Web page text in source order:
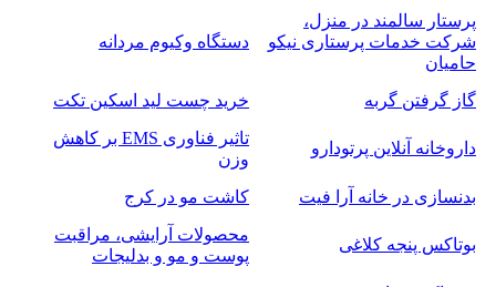
پرستار سالمند در منزل،
شرکت خدمات پرستاری نیکو
حامیان
دستگاه وکیوم مردانه
گاز گرفتن گربه خرید چست لید اسکین تکت
داروخانه آنلاین پرتودارو
تاثیر فناوری EMS بر کاهش
وزن
بدنسازی در خانه آرا فیت
کاشت مو در کرج
بوتاکس پنجه کلاغی
محصولات آرایشی، مراقبت
پوست و مو و بدلیجات